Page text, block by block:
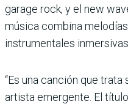
garage rock, y el new
música combina
instrumentales inmersivas.
“Es una canción que
artista emergente. El